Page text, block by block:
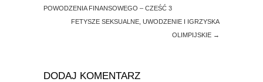
POWODZENIA FINANSOWEGO – CZEŚĆ 3
FETYSZE SEKSUALNE, UWODZENIE I IGRZYSKA
OLIMPIJSKIE →
DODAJ KOMENTARZ